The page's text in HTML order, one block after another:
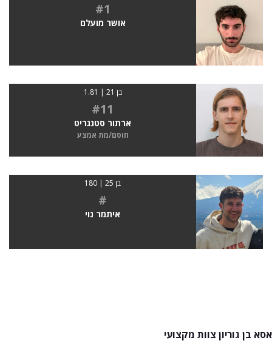
#1
אושר מועלם
בן 21 | 1.81
#11
ארתור סטנגריט
חוסם/מת אמצע
בן 25 | 180
#
איתמר נוי
אסא בן גוריון צוות מקצועי